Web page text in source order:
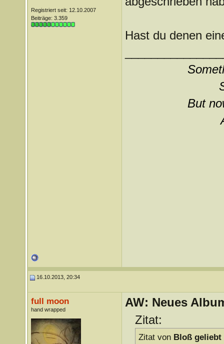
Registriert seit: 12.10.2007
Beiträge: 3.359
Hast du denen
But
16.10.2013, 20:34
full moon
hand wrapped
AW: Neues
Zitat:
Zitat von Bloß geliebt